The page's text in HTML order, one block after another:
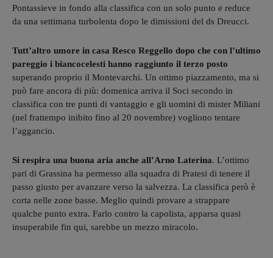
Pontassieve in fondo alla classifica con un solo punto e reduce
da una settimana turbolenta dopo le dimissioni del ds Dreucci.
Tutt’altro umore in casa Resco Reggello dopo che con l’ultimo
pareggio i biancocelesti hanno raggiunto il terzo posto
superando proprio il Montevarchi. Un ottimo piazzamento, ma si
può fare ancora di più: domenica arriva il Soci secondo in
classifica con tre punti di vantaggio e gli uomini di mister Miliani
(nel frattempo inibito fino al 20 novembre) vogliono tentare
l’aggancio.
Si respira una buona aria anche all’Arno Laterina. L’ottimo
pari di Grassina ha permesso alla squadra di Pratesi di tenere il
passo giusto per avanzare verso la salvezza. La classifica però è
corta nelle zone basse. Meglio quindi provare a strappare
qualche punto extra. Farlo contro la capolista, apparsa quasi
insuperabile fin qui, sarebbe un mezzo miracolo.